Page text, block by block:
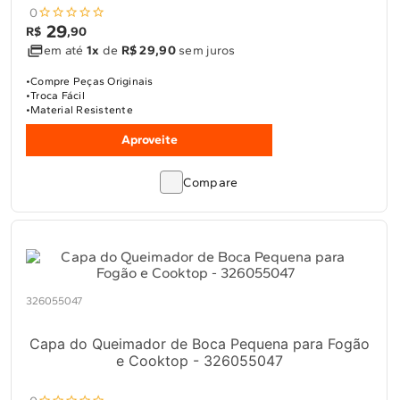
0
R$ 29,90
em até 1x de R$ 29,90sem juros
Compre Peças Originais
Troca Fácil
Material Resistente
Aproveite
Compare
326055047
Capa do Queimador de Boca Pequena para Fogão
e Cooktop - 326055047